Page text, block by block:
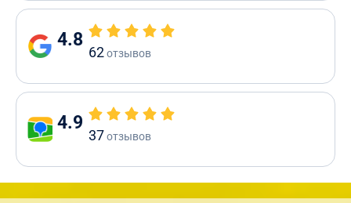
4.8
62отзывов
4.9
37отзывов